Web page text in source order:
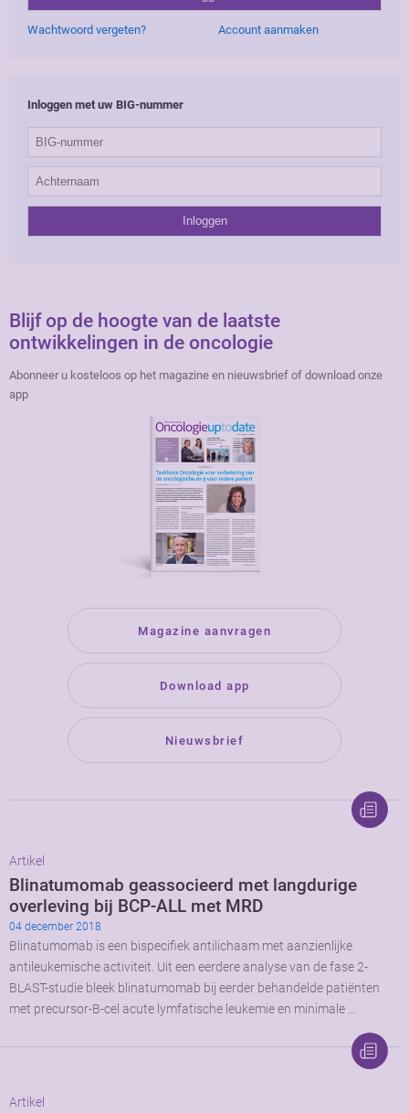
Wachtwoord vergeten? Account aanmaken
Inloggen met uw BIG-nummer
Blijf op de hoogte van de laatste
ontwikkelingen in de oncologie
Abonneer u kosteloos op het magazine en nieuwsbrief of download onze
app
Magazine aanvragen
Download app
Nieuwsbrief
Artikel
Blinatumomab geassocieerd met langdurige
overleving bij BCP-ALL met MRD
04 december 2018
Blinatumomab is een bispecifiek antilichaam met aanzienlijke
antileukemische activiteit. Uit een eerdere analyse van de fase 2-
BLAST-studie bleek blinatumomab bij eerder behandelde patiënten
met precursor-B-cel acute lymfatische leukemie en minimale …
Artikel